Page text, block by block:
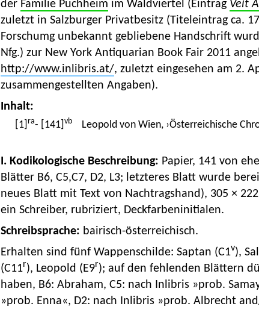
der Familie Puchheim im Waldviertel (Eintrag Veit
zuletzt in Salzburger Privatbesitz (Titeleintrag ca.
Forschumg unbekannt gebliebene Handschrift
Nfg.) zur New York Antiquarian Book Fair 2011
http://www.inlibris.at/, zuletzt eingesehen am 2.
zusammengestellten Angaben).
Inhalt:
[1] ra- [141] vb Leopold von Wien, ›Österreichische
I. Kodikologische Beschreibung: Papier, 141 von
Blätter B6, C5,C7, D2, L3; letzteres Blatt wurde
neues Blatt mit Text von Nachtragshand), 305 ×
ein Schreiber, rubriziert, Deckfarbeninitialen.
Schreibsprache: bairisch-österreichisch.
Erhalten sind fünf Wappenschilde: Saptan (C1v),
(C11r), Leopold (E9r); auf den fehlenden Blättern
haben, B6: Abraham, C5: nach Inlibris »prob.
»prob. Enna«, D2: nach Inlibris »prob. Albrecht